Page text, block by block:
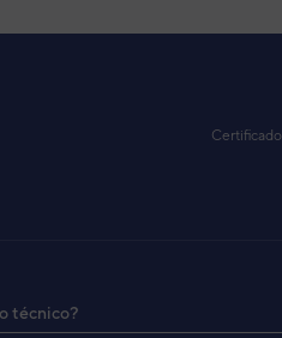
técnico?